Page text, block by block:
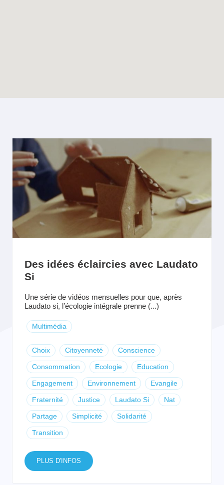
Des idées éclaircies avec Laudato
Si
Une série de vidéos mensuelles pour que, après
Laudato si, l’écologie intégrale prenne (...)
Multimédia
Choix Citoyenneté Conscience
Consommation Ecologie Education
Engagement Environnement Evangile
Fraternité Justice Laudato Si Nat
Partage Simplicité Solidarité
Transition
PLUS D'INFOS